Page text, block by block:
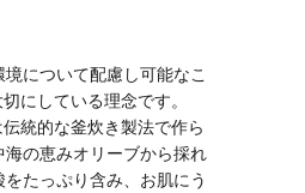
について配慮し可能なこ
にしている理念です。
統的な釜炊き製法で作ら
の恵みオリーブから採れ
たっぷり含み、お肌にう